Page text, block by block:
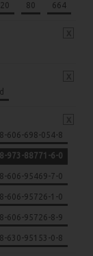
80 664
606-698-054-8
973-88771-6-0
606-95469-7-0
606-95726-1-0
606-95726-8-9
630-95153-0-8